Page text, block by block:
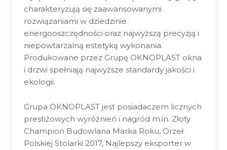
charakteryzują się zaawansowanymi
rozwiązaniami w dziedzinie
energooszczędności oraz najwyższą precyzją i
niepowtarzalną estetyką wykonania.
Produkowane przez Grupę OKNOPLAST okna
i drzwi spełniają najwyższe standardy jakości i
ekologii.
Grupa OKNOPLAST jest posiadaczem licznych
prestiżowych wyróżnień i nagród m.in. Złoty
Champion Budowlana Marka Roku, Orzeł
Polskiej Stolarki 2017, Najlepszy eksporter w